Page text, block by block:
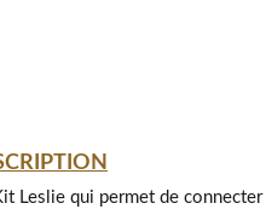
Leslie qui permet de